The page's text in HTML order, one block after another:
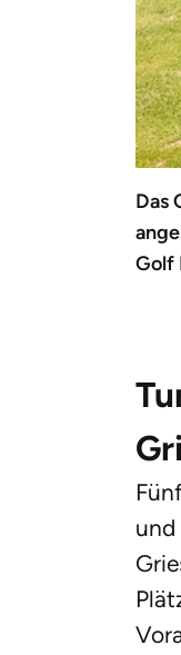
Das
Golf
und